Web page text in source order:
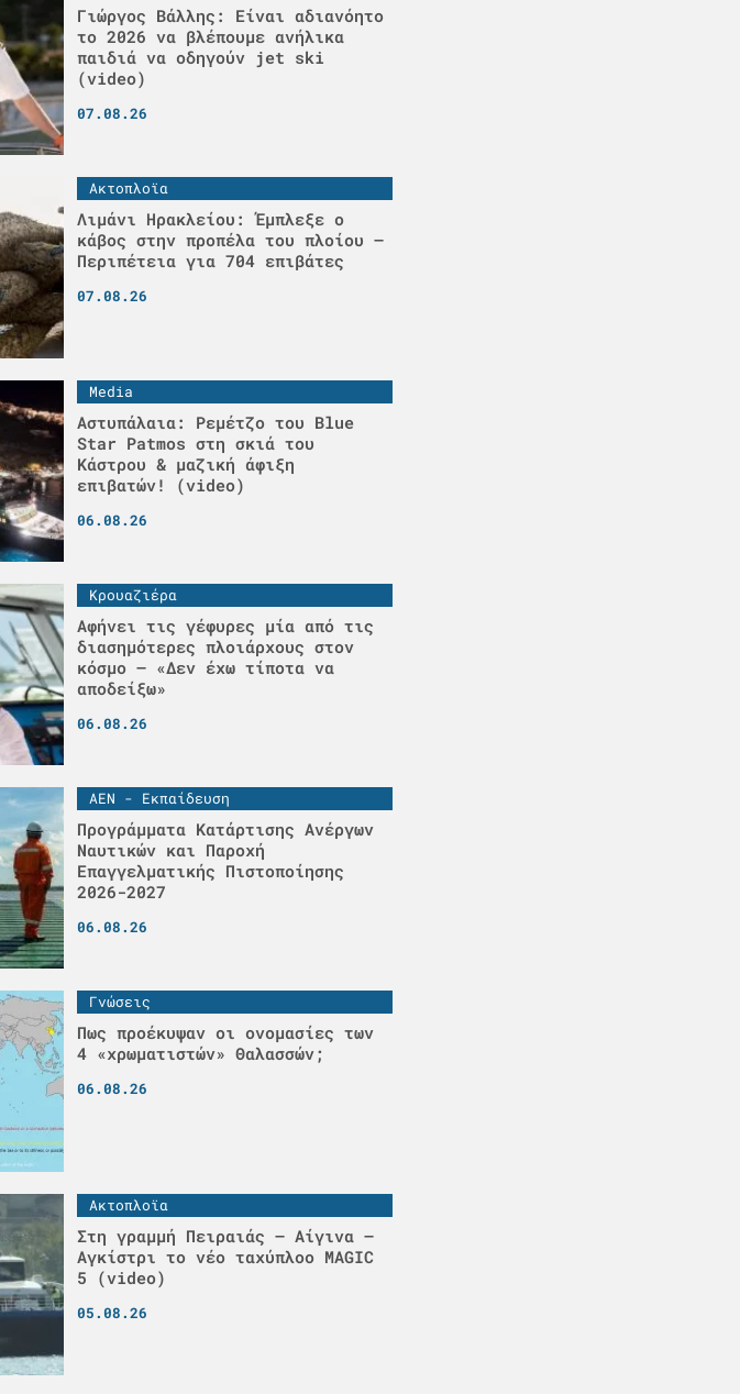
Γιώργος Βάλλης: Είναι αδιανόητο
το 2026 να βλέπουμε ανήλικα
παιδιά να οδηγούν jet ski
(video)
07.08.26
Ακτοπλοϊα
Λιμάνι Ηρακλείου: Έμπλεξε ο
κάβος στην προπέλα του πλοίου –
Περιπέτεια για 704 επιβάτες
07.08.26
Media
Αστυπάλαια: Ρεμέτζο του Blue
Star Patmos στη σκιά του
Κάστρου & μαζική άφιξη
επιβατών! (video)
06.08.26
Κρουαζιέρα
Αφήνει τις γέφυρες μία από τις
διασημότερες πλοιάρχους στον
κόσμο – «Δεν έχω τίποτα να
αποδείξω»
06.08.26
ΑΕΝ - Εκπαίδευση
Προγράμματα Κατάρτισης Ανέργων
Ναυτικών και Παροχή
Επαγγελματικής Πιστοποίησης
2026-2027
06.08.26
Γνώσεις
Πως προέκυψαν οι ονομασίες των
4 «χρωματιστών» Θαλασσών;
06.08.26
Ακτοπλοϊα
Στη γραμμή Πειραιάς – Αίγινα –
Αγκίστρι το νέο ταχύπλοο MAGIC
5 (video)
05.08.26